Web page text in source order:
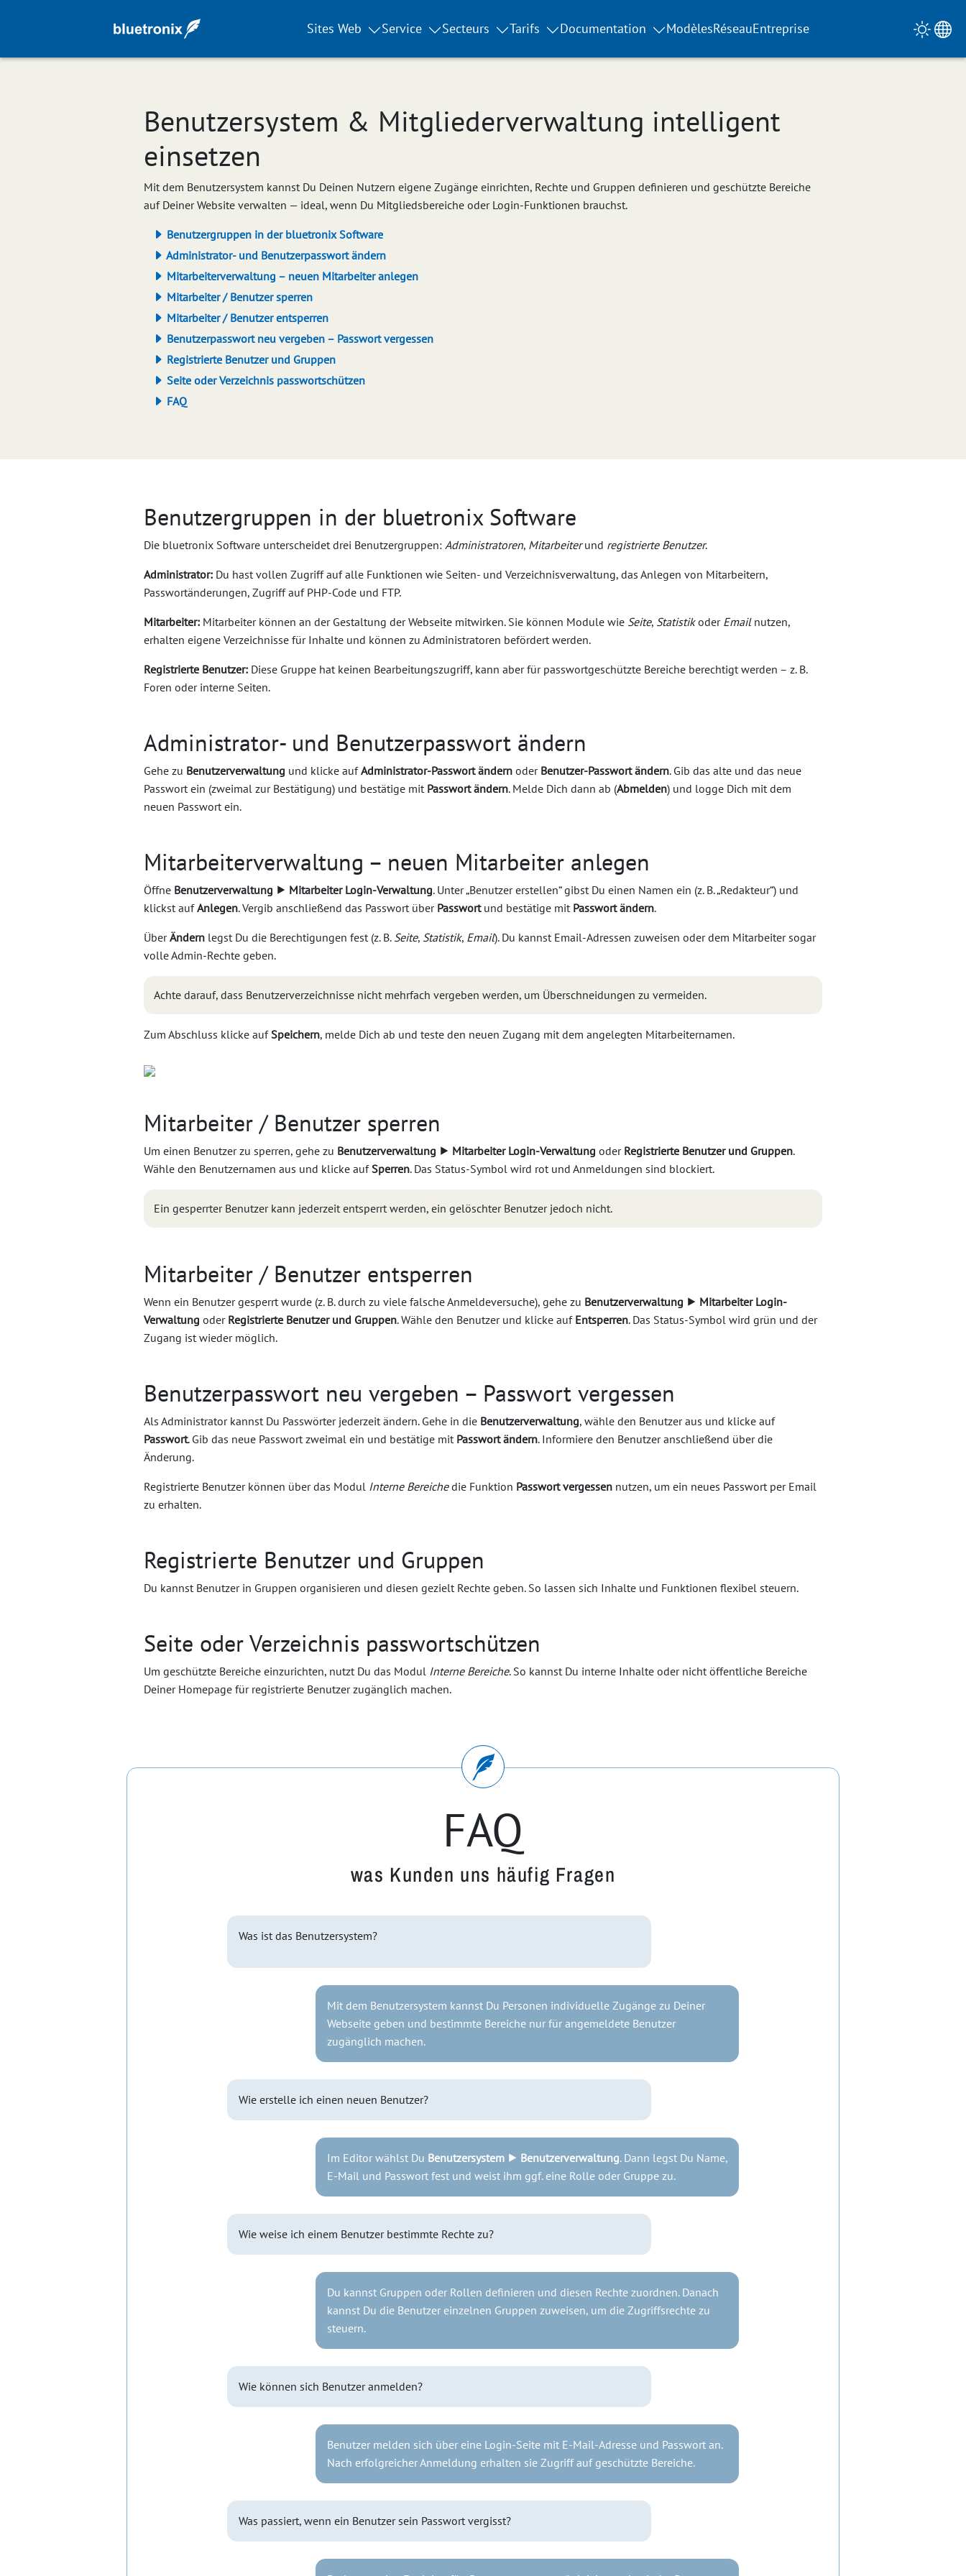
Sites Web Service Secteurs Tarifs Documentation ModèlesRéseauEntreprise
Benutzersystem & Mitgliederverwaltung intelligent
einsetzen
Mit dem Benutzersystem kannst Du Deinen Nutzern eigene Zugänge einrichten, Rechte und Gruppen definieren und geschützte Bereiche
auf Deiner Website verwalten — ideal, wenn Du Mitgliedsbereiche oder Login-Funktionen brauchst.
Benutzergruppen in der bluetronix Software
Administrator- und Benutzerpasswort ändern
Mitarbeiterverwaltung – neuen Mitarbeiter anlegen
Mitarbeiter / Benutzer sperren
Mitarbeiter / Benutzer entsperren
Benutzerpasswort neu vergeben – Passwort vergessen
Registrierte Benutzer und Gruppen
Seite oder Verzeichnis passwortschützen
FAQ
Benutzergruppen in der bluetronix Software
Die bluetronix Software unterscheidet drei Benutzergruppen: Administratoren, Mitarbeiterund registrierte Benutzer.
Administrator: Du hast vollen Zugriff auf alle Funktionen wie Seiten- und Verzeichnisverwaltung, das Anlegen von Mitarbeitern,
Passwortänderungen, Zugriff auf PHP-Code und FTP.
Mitarbeiter: Mitarbeiter können an der Gestaltung der Webseite mitwirken. Sie können Module wie Seite, Statistikoder Emailnutzen,
erhalten eigene Verzeichnisse für Inhalte und können zu Administratoren befördert werden.
Registrierte Benutzer: Diese Gruppe hat keinen Bearbeitungszugriff, kann aber für passwortgeschützte Bereiche berechtigt werden – z. B.
Foren oder interne Seiten.
Administrator- und Benutzerpasswort ändern
Gehe zu Benutzerverwaltung und klicke aufAdministrator-Passwort ändern oder Benutzer-Passwort ändern. Gib das alte und das neue
Passwort ein (zweimal zur Bestätigung) und bestätige mit Passwort ändern. Melde Dich dann ab (Abmelden) und logge Dich mit dem
neuen Passwort ein.
Mitarbeiterverwaltung – neuen Mitarbeiter anlegen
Öffne Benutzerverwaltung ⯈ Mitarbeiter Login-Verwaltung. Unter „Benutzer erstellen“ gibst Du einen Namen ein (z. B. „Redakteur“) und
klickst aufAnlegen. Vergib anschließend das Passwort über Passwortund bestätige mit Passwort ändern.
ÜberÄndern legst Du die Berechtigungen fest (z. B. Seite, Statistik, Email). Du kannst Email-Adressen zuweisen oder dem Mitarbeiter sogar
volle Admin-Rechte geben.
Achte darauf, dass Benutzerverzeichnisse nicht mehrfach vergeben werden, um Überschneidungen zu vermeiden.
Zum Abschluss klicke aufSpeichern, melde Dich ab und teste den neuen Zugang mit dem angelegten Mitarbeiternamen.
Mitarbeiter / Benutzer sperren
Um einen Benutzer zu sperren, gehe zu Benutzerverwaltung ⯈ Mitarbeiter Login-Verwaltung oder Registrierte Benutzer und Gruppen.
Wähle den Benutzernamen aus und klicke aufSperren. Das Status-Symbol wird rot und Anmeldungen sind blockiert.
Ein gesperrter Benutzer kann jederzeit entsperrt werden, ein gelöschter Benutzer jedoch nicht.
Mitarbeiter / Benutzer entsperren
Wenn ein Benutzer gesperrt wurde (z. B. durch zu viele falsche Anmeldeversuche), gehe zu Benutzerverwaltung ⯈ Mitarbeiter Login-
Verwaltung oder Registrierte Benutzer und Gruppen. Wähle den Benutzer und klicke auf Entsperren. Das Status-Symbol wird grün und der
Zugang ist wieder möglich.
Benutzerpasswort neu vergeben – Passwort vergessen
Als Administrator kannst Du Passwörter jederzeit ändern. Gehe in die Benutzerverwaltung, wähle den Benutzer aus und klicke auf
Passwort. Gib das neue Passwort zweimal ein und bestätige mit Passwort ändern. Informiere den Benutzer anschließend über die
Änderung.
Registrierte Benutzer können über das Modul Interne Bereichedie Funktion Passwort vergessen nutzen, um ein neues Passwort per Email
zu erhalten.
Registrierte Benutzer und Gruppen
Du kannst Benutzer in Gruppen organisieren und diesen gezielt Rechte geben. So lassen sich Inhalte und Funktionen flexibel steuern.
Seite oder Verzeichnis passwortschützen
Um geschützte Bereiche einzurichten, nutzt Du das Modul Interne Bereiche. So kannst Du interne Inhalte oder nicht öffentliche Bereiche
Deiner Homepage für registrierte Benutzer zugänglich machen.
FAQ
was Kunden uns häufig Fragen
Was ist das Benutzersystem?
Mit dem Benutzersystem kannst Du Personen individuelle Zugänge zu Deiner
Webseite geben und bestimmte Bereiche nur für angemeldete Benutzer
zugänglich machen.
Wie erstelle ich einen neuen Benutzer?
Im Editor wählst Du Benutzersystem ⯈ Benutzerverwaltung. Dann legst Du Name,
E-Mail und Passwort fest und weist ihm ggf. eine Rolle oder Gruppe zu.
Wie weise ich einem Benutzer bestimmte Rechte zu?
Du kannst Gruppen oder Rollen definieren und diesen Rechte zuordnen. Danach
kannst Du die Benutzer einzelnen Gruppen zuweisen, um die Zugriffsrechte zu
steuern.
Wie können sich Benutzer anmelden?
Benutzer melden sich über eine Login-Seite mit E-Mail-Adresse und Passwort an.
Nach erfolgreicher Anmeldung erhalten sie Zugriff auf geschützte Bereiche.
Was passiert, wenn ein Benutzer sein Passwort vergisst?